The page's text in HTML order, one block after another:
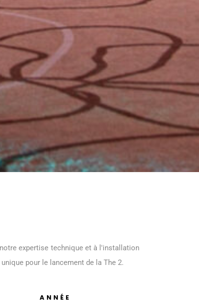
expertise technique et à l'installation
pour le lancement de la The 2.
ANNÉE